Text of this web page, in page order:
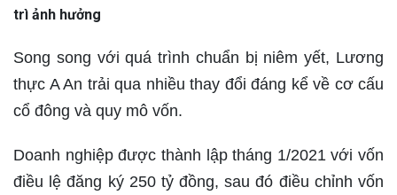
trì ảnh hưởng
Song song với quá trình chuẩn bị niêm yết, Lương
thực A An trải qua nhiều thay đổi đáng kể về cơ cấu
cổ đông và quy mô vốn.
Doanh nghiệp được thành lập tháng 1/2021 với vốn
điều lệ đăng ký 250 tỷ đồng, sau đó điều chỉnh vốn